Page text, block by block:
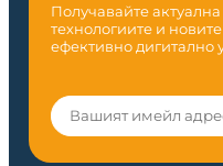
Получавайте
технологиите и
ефективно дигитално